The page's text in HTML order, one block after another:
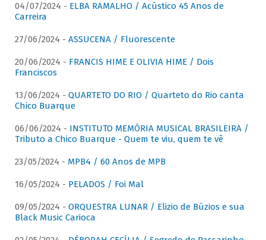
04/07/2024 - ELBA RAMALHO / Acústico 45 Anos de
Carreira
27/06/2024 - ASSUCENA / Fluorescente
20/06/2024 - FRANCIS HIME E OLIVIA HIME / Dois
Franciscos
13/06/2024 - QUARTETO DO RIO / Quarteto do Rio canta
Chico Buarque
06/06/2024 - INSTITUTO MEMÓRIA MUSICAL BRASILEIRA /
Tributo a Chico Buarque - Quem te viu, quem te vê
23/05/2024 - MPB4 / 60 Anos de MPB
16/05/2024 - PELADOS / Foi Mal
09/05/2024 - ORQUESTRA LUNAR / Elizio de Búzios e sua
Black Music Carioca